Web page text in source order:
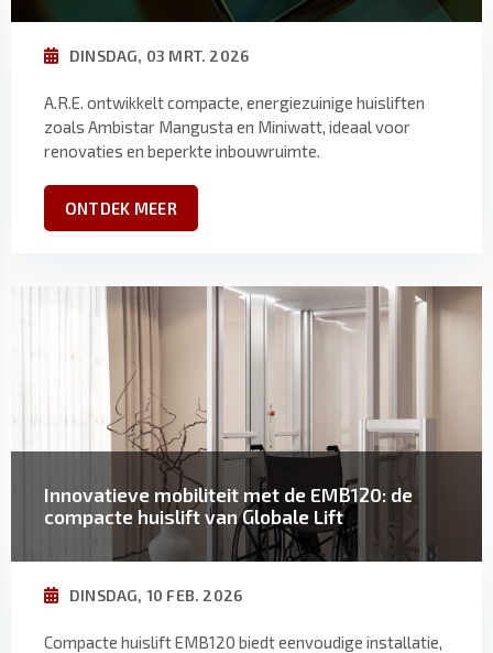
DINSDAG, 03 MRT. 2026
A.R.E. ontwikkelt compacte, energiezuinige huisliften
zoals Ambistar Mangusta en Miniwatt, ideaal voor
renovaties en beperkte inbouwruimte.
ONTDEK MEER
Innovatieve mobiliteit met de EMB120: de
compacte huislift van Globale Lift
DINSDAG, 10 FEB. 2026
Compacte huislift EMB120 biedt eenvoudige installatie,